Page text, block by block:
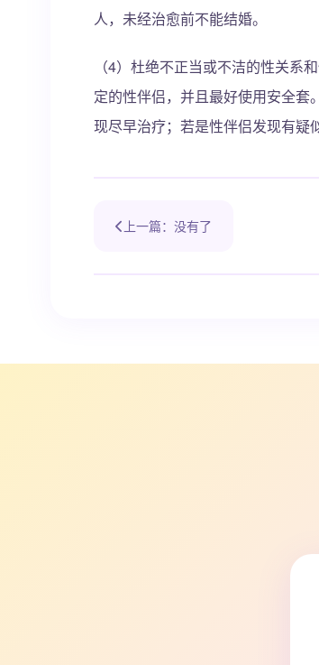
人，未经治愈前不能结婚。
（4）杜绝不正当或不洁的性关系
定的性伴侣，并且最好使用安全套
现尽早治疗；若是性伴侣发现有疑
上一篇：没有了